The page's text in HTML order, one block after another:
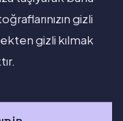
gizli
gizli kılmak